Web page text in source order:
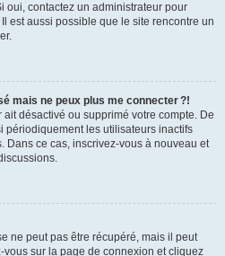
oui, contactez un administrateur pour
est aussi possible que le site rencontre un
mais ne peux plus me connecter ?!
ait désactivé ou supprimé votre compte. De
périodiquement les utilisateurs inactifs
Dans ce cas, inscrivez-vous à nouveau et
ne peut pas être récupéré, mais il peut
sur la page de connexion et cliquez